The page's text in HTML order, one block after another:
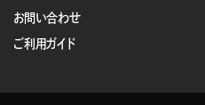
お問い合わせ
ご利用ガイド